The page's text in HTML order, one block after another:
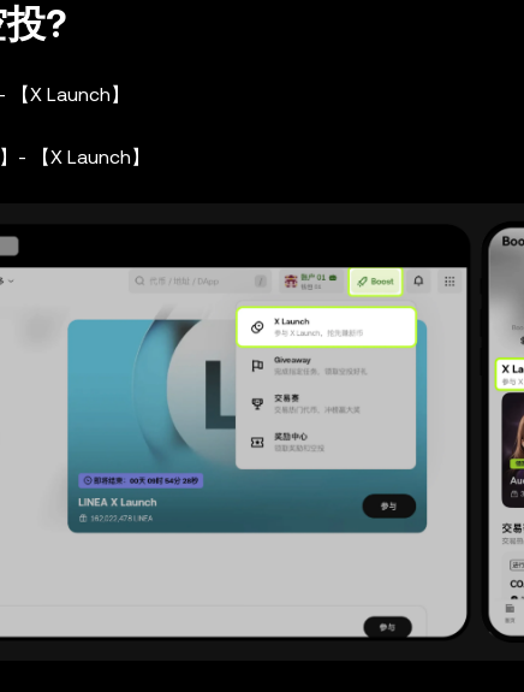
?
X Launch】
- 【X Launch】